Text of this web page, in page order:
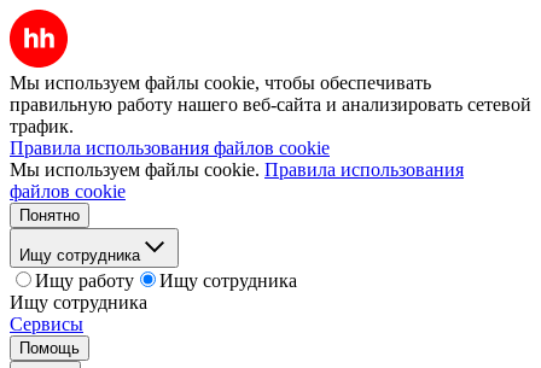
Мы используем файлы cookie, чтобы обеспечивать
правильную работу нашего веб-сайта и анализировать сетевой
трафик.
Правила использования файлов cookie
Мы используем файлы cookie. Правила использования
файлов cookie
Понятно
Ищу сотрудника
Ищу работу
Ищу сотрудника
Ищу сотрудника
Сервисы
Помощь